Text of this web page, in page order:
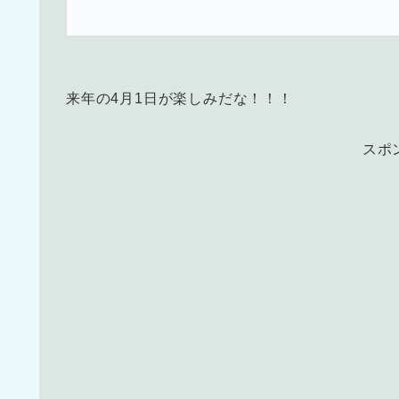
来年の4月1日が楽しみだな！！！
スポ